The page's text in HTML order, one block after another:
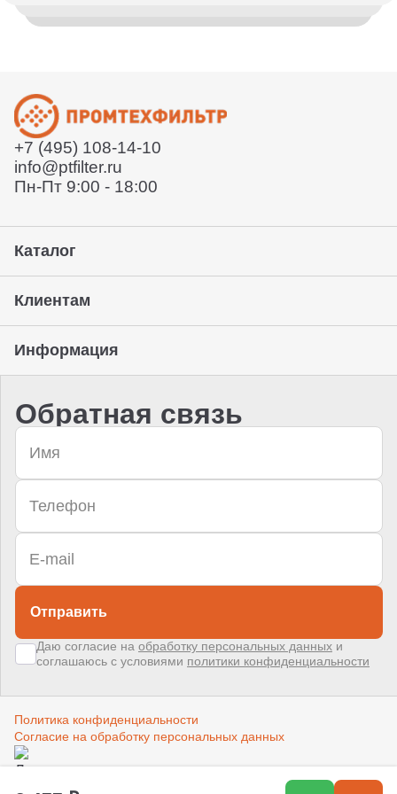
Отправит заказ курьерской службой или вы сможете
забрать его с нашего склада (самовывоз)
Предоставление гарантии, подписание закрывающих
документов
воспользоваться услугами удобной вам курьерской
+7 (495) 108-14-10
info@ptfilter.ru
Пн-Пт 9:00 - 18:00
Каталог
Клиентам
Информация
Политика конфиденциальности
Согласие на обработку персональных данных
Обратная связь
Отправить
Даю согласие на обработку персональных данных и
соглашаюсь с условиями политики конфиденциальности